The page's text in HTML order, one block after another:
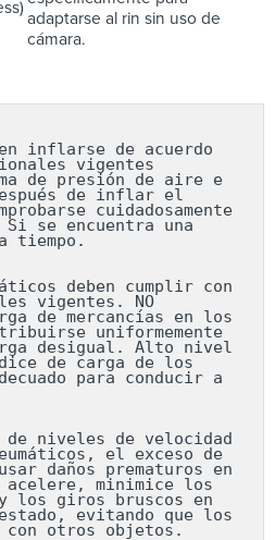
adaptarse al rin sin uso de
cámara.
inflarse de acuerdo
vigentes
de presión de aire e
de inflar el
cuidadosamente
se encuentra una
tiempo.
deben cumplir con
vigentes. NO
de mercancías en los
uniformemente
desigual. Alto nivel
de carga de los
para conducir a
niveles de velocidad
el exceso de
daños prematuros en
acelere, minimice los
los giros bruscos en
evitando que los
con otros objetos.